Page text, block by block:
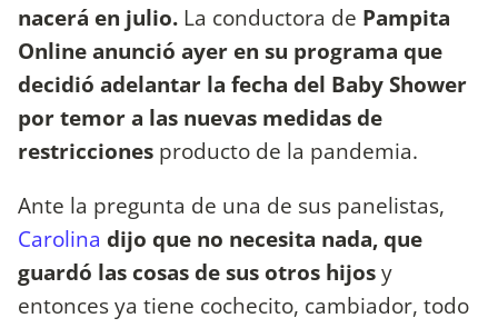
nacerá en julio. La conductora de Pampita
Online anunció ayer en su programa que
decidió adelantar la fecha del Baby Shower
por temor a las nuevas medidas de
restricciones producto de la pandemia.
Ante la pregunta de una de sus panelistas,
Carolina dijo que no necesita nada, que
guardó las cosas de sus otros hijosy
entonces ya tiene cochecito, cambiador, todo